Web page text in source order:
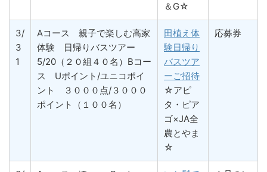
＆G☆
3/
3
1
Aコース 親子で楽しむ高家
体験 日帰りバスツアー
5/20（２０組４０名）Bコー
ス Uポイント/ユニコポイ
ント ３０００点/３０００
ポイント（１００名）
田植え体
験日帰り
バスツア
ーご招待
☆アピ
タ・ピア
ゴ×JA全
農とやま
☆
応募券